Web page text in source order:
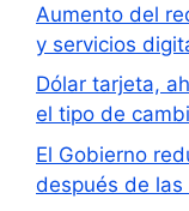
Aumento del
y servicios
Dólar tarjeta,
el tipo de
El Gobierno
después de las